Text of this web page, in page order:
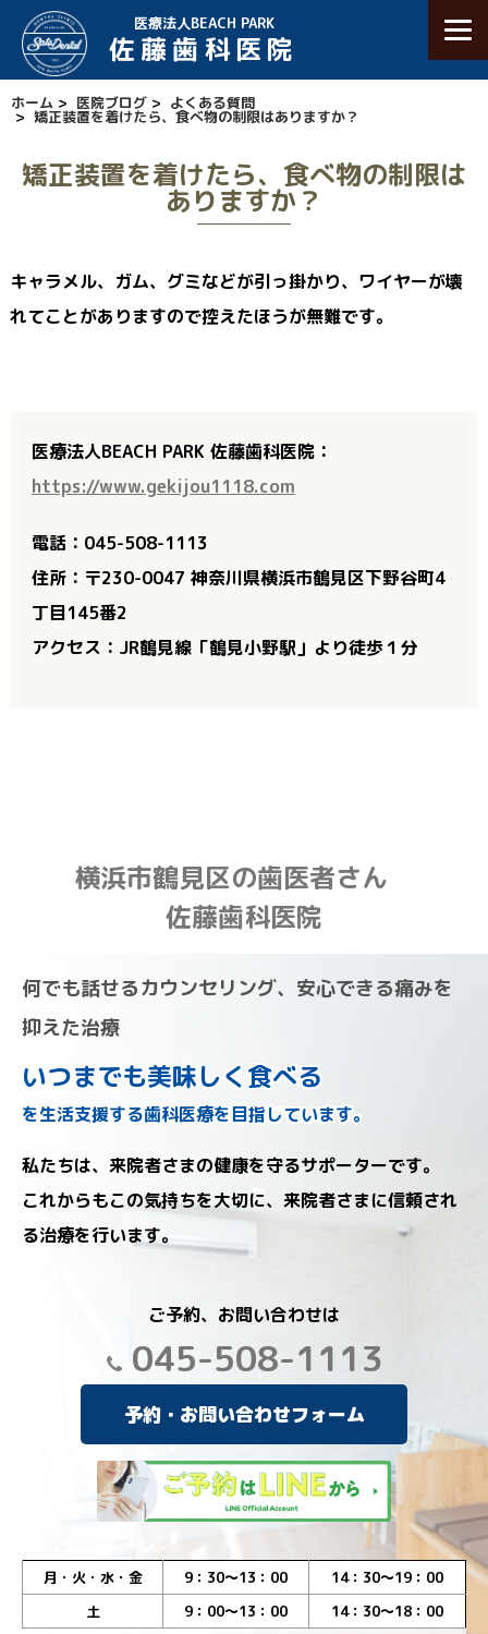
医療法人BEACH PARK
佐藤歯科医院
ホーム > 医院ブログ > よくある質問
> 矯正装置を着けたら、食べ物の制限はありますか？
矯正装置を着けたら、食べ物の制限は
ありますか？
キャラメル、ガム、グミなどが引っ掛かり、ワイヤーが壊
れてことがありますので控えたほうが無難です。
医療法人BEACH PARK 佐藤歯科医院：
https://www.gekijou1118.com
電話：045-508-1113
住所：〒230-0047 神奈川県横浜市鶴見区下野谷町4
丁目145番2
アクセス：JR鶴見線「鶴見小野駅」より徒歩１分
横浜市鶴見区の歯医者さん
佐藤歯科医院
何でも話せるカウンセリング、安心できる痛みを
抑えた治療
いつまでも美味しく食べる
を生活支援する歯科医療を目指しています。
私たちは、来院者さまの健康を守るサポーターです。
これからもこの気持ちを大切に、来院者さまに信頼され
る治療を行います。
ご予約、お問い合わせは
045-508-1113
予約・お問い合わせフォーム
月・火・水・金 9：30～13：00
14：30～19：00
土
9：00～13：00 14：30～18：00